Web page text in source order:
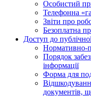
Особистий
Телефонна
Звіти про
Безоплатна
Доступ до
Нормативно-
Порядок
інформації
Форма для
документів,